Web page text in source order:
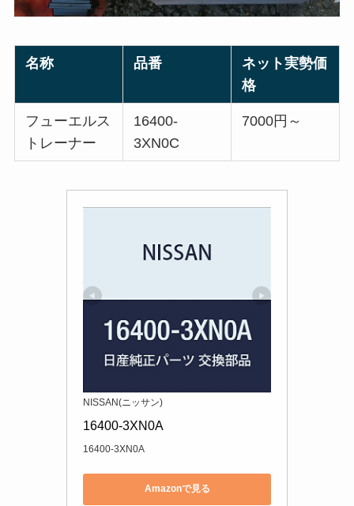
名称 品番
ネット実勢価
格
フューエルス
トレーナー
16400-
3XN0C
7000円～
NISSAN(ニッサン)
16400-3XN0A
16400-3XN0A
Amazonで見る